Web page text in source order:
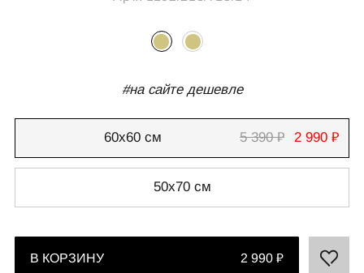
#на сайте дешевле
60х60 см 5 390 ₽ 2 990 ₽
50х70 см
В КОРЗИНУ 2 990 ₽
B2B
Полезные статьи
СВЯЗАТЬСЯ С НАМИ
Телеграм